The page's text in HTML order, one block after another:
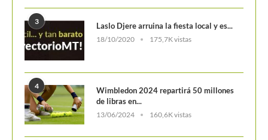
POSTS POPULARES
su...
09/03/2023 205,K vistas
2
Challenger de Guayaquil